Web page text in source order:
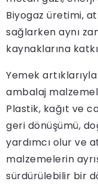
Biyogaz üretimi,
sağlarken aynı
kaynaklarına
Yemek
ambalaj
Plastik, kağıt ve
geri dönüşümü,
yardımcı olur ve
malzemelerin
sürdürülebilir bir